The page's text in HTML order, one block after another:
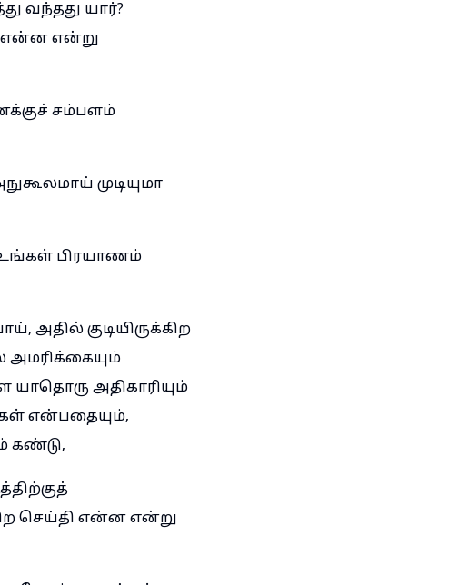
வந்தது யார்?
என்ன என்று
சம்பளம்
முடியுமா
பிரயாணம்
அதில் குடியிருக்கிற
யாதொரு அதிகாரியும்
என்பதையும்,
கண்டு,
செய்தி என்ன என்று